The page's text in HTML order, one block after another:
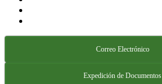
Correo Electrónico
Expedición de Documentos